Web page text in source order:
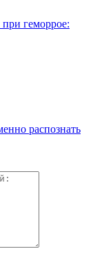
геморрое:
распознать